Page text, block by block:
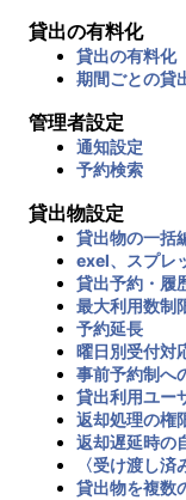
貸出の有料化
貸出の有料化
期間ごとの貸
管理者設定
通知設定
予約検索
貸出物設定
貸出物の一括
exel、スプレ
貸出予約・履
最大利用数制
予約延長
曜日別受付対
事前予約制へ
貸出利用ユー
返却処理の権
返却遅延時の
〈受け渡し
貸出物を複数